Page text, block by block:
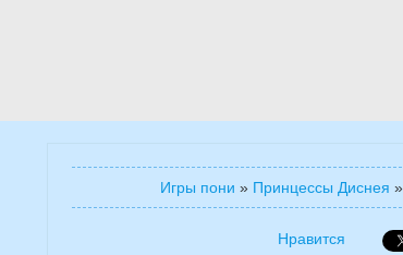
Игры пони » Принцессы Диснея »
Нравится